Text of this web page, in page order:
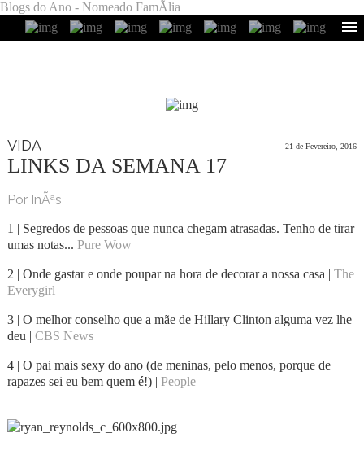
Blogs do Ano - Nomeado FamÃ­lia
VIDA 21 de Fevereiro, 2016
LINKS DA SEMANA 17
Por InÃªs
1 | Segredos de pessoas que nunca chegam atrasadas. Tenho de tirar
umas notas... Pure Wow
2 | Onde gastar e onde poupar na hora de decorar a nossa casa | The
Everygirl
3 | O melhor conselho que a mãe de Hillary Clinton alguma vez lhe
deu | CBS News
4 | O pai mais sexy do ano (de meninas, pelo menos, porque de
rapazes sei eu bem quem é!) | People